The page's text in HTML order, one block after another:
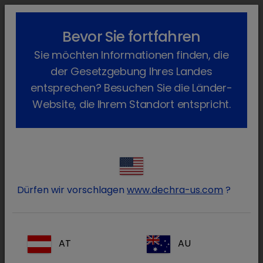
lock_outline search menu
Dechra News
HIER SEHEN SIE DIE ALLGEMEINEN FIRMEN-NEWS.
Mittwoch, 12. April 2023
Verlieren Sie keine Zeit.
Bevor Sie fortfahren
Sie möchten Informationen finden, die
der Gesetzgebung Ihres Landes
entsprechen? Besuchen Sie die Länder-
Website, die Ihrem Standort entspricht.
Dürfen wir vorschlagenwww.dechra-us.com ?
AT AU